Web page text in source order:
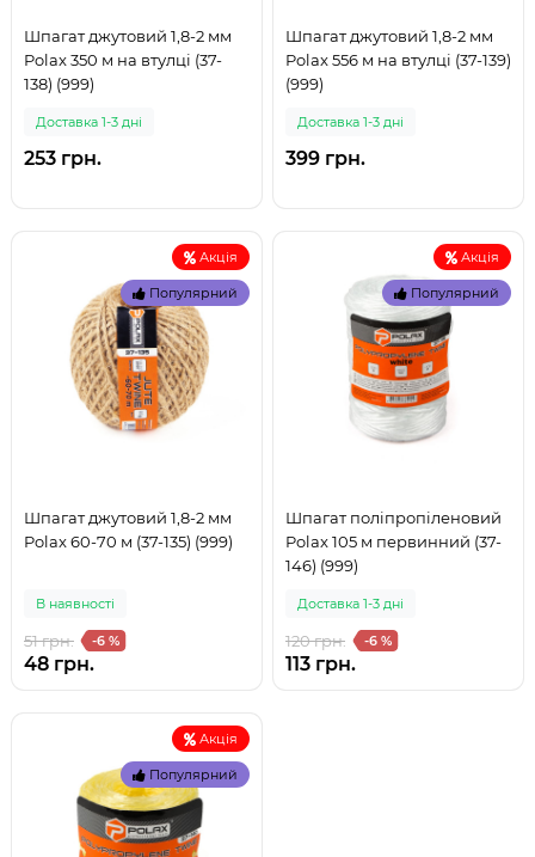
Шпагат джутовий 1,8-2 мм
Polax 350 м на втулці (37-
138) (999)
Доставка 1-3 дні
253 грн.
Шпагат джутовий 1,8-2 мм
Polax 556 м на втулці (37-139)
(999)
Доставка 1-3 дні
399 грн.
Акція
Популярний
Шпагат джутовий 1,8-2 мм
Polax 60-70 м (37-135) (999)
В наявностi
51 грн. -6 %
48 грн.
Акція
Популярний
Шпагат поліпропіленовий
Polax 105 м первинний (37-
146) (999)
Доставка 1-3 дні
120 грн. -6 %
113 грн.
Акція
Популярний